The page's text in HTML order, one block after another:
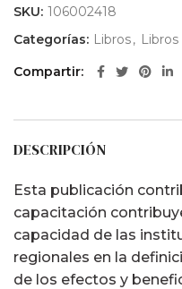
SKU: 106002418
Categorías: Libros,
Compartir
DESCRIPCIÓN
Esta publicación
capacitación
capacidad de las
regionales en la
de los efectos y